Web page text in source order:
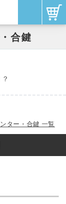
合鍵
ター・合鍵 一覧